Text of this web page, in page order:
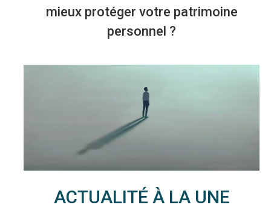
mieux protéger votre patrimoine
personnel ?
ACTUALITÉ À LA UNE